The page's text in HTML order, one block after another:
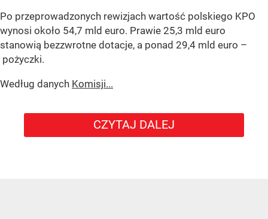
Po przeprowadzonych rewizjach wartość polskiego KPO
wynosi około 54,7 mld euro. Prawie 25,3 mld euro
stanowią bezzwrotne dotacje, a ponad 29,4 mld euro –
pożyczki.
Według danych Komisji...
CZYTAJ DALEJ